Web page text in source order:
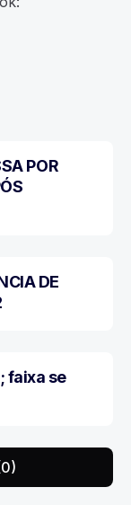
POR
DE
faixa se